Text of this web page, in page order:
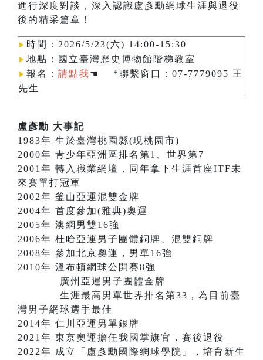
進行深度對談，深入認識盧彥勳網球生涯與退役
後的精采篇章！
▶︎ 時間：2026/5/23(六) 14:00-15:30
▶︎ 地點：國立臺灣歷史博物館階梯教室
▶︎ 報名： 請點我☚ *聯繫窗口：07-7779095 王
先生
盧彥勳 大事記
1983年 生於臺灣桃園縣(現桃園市)
2000年 青少年亞洲區排名第1、世界第7
2001年 轉入職業網壇，同年拿下生涯首座ITF未
來賽單打冠軍
2002年 釜山亞運混雙金牌
2004年 首度參加(雅典)奧運
2005年 澳網男雙16強
2006年 杜哈亞運男子團體銅牌、混雙銅牌
2008年 參加北京奧運，男單16強
2010年 溫布頓網球公開賽8強
廣州亞運男子團體金牌
生涯最高男單世界排名第33，為目前臺
灣男子網球選手最佳
2014年 仁川亞運男單銀牌
2021年 東京奧運擔任我國掌旗官，賽後退役
2022年 成立「盧彥勳國際網球學院」，培育新生